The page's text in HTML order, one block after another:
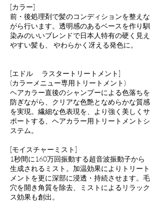
[カラー]
前・後処理剤で髪のコンディションを整えな
がら行います。透明感のあるベースを作り馴
染みのいいブレンドで日本人特有の硬く見え
やすい髪も、 やわらかく冴える発色に。
[エドル ラスタートリートメント]
(カラーメニュー専用トリートメント)
ヘアカラー直後のシャンプーによる色落ちを
防ぎながら、クリアな色艶となめらかな質感
を実現。繊細な色表現を、より強く美しくサ
ポートする、ヘアカラー用トリートメントシ
ステム。
[モイスチャーミスト]
1秒間に160万回振動する超音波振動子から
生成されるミスト。加温効果によりトリート
メントを更に深部に浸透・持続させます。毛
穴を開き角質を除去、ミストによるリラック
ス効果も創出。